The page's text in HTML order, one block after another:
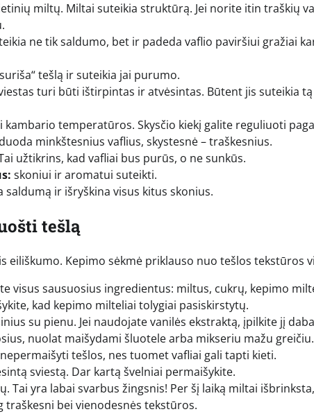
miltų. Miltai suteikia struktūrą. Jei norite itin traškių
ne tik saldumo, bet ir padeda vaflio paviršiui gražiai
tešlą ir suteikia jai purumo.
turi būti ištirpintas ir atvėsintas. Būtent jis suteikia
temperatūros. Skysčio kiekį galite reguliuoti
minkštesnius vaflius, skystesnė – traškesnius.
užtikrins, kad vafliai bus purūs, o ne sunkūs.
skoniui ir aromatui suteikti.
saldumą ir išryškina visus kitus skonius.
tešlą
eiliškumo. Kepimo sėkmė priklauso nuo tešlos tekstūros
visus sausuosius ingredientus: miltus, cukrų, kepimo
kad kepimo milteliai tolygiai pasiskirstytų.
su pienu. Jei naudojate vanilės ekstraktą, įpilkite jį
nuolat maišydami šluotele arba mikseriu mažu
tešlos, nes tuomet vafliai gali tapti kieti.
sviestą. Dar kartą švelniai permaišykite.
Tai yra labai svarbus žingsnis! Per šį laiką miltai
bei vienodesnės tekstūros.